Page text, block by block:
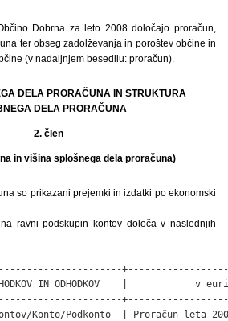
Dobrna za leto 2008 določajo proračun,
ter obseg zadolževanja in poroštev občine in
(v nadaljnjem besedilu: proračun).
DELA PRORAČUNA IN STRUKTURA
DELA PRORAČUNA
2. člen
in višina splošnega dela proračuna)
so prikazani prejemki in izdatki po ekonomski
ravni podskupin kontov določa v naslednjih
IN ODHODKOV    |            v
Konto/Podkonto  | Proračun leta